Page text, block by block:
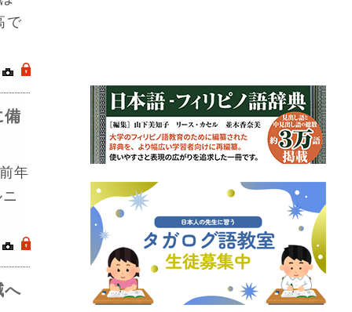
で
.
年
.